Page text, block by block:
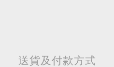
送貨及付款方式